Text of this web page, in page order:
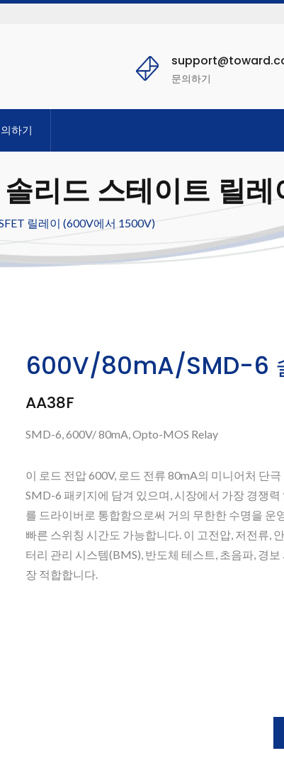
문의하기
하기
드 스테이트 릴레
릴레이 (600V에서 1500V)
600V/80mA/SMD-6
AA38F
SMD-6, 600V/ 80mA, Opto-MOS Relay
이 로드 전압 600V, 로드 전류 80mA의 미니어처 단
SMD-6 패키지에 담겨 있으며, 시장에서 가장 경쟁
를 드라이버로 통합함으로써 거의 무한한 수명을 운
빠른 스위칭 시간도 가능합니다. 이 고전압, 저전류,
터리 관리 시스템(BMS), 반도체 테스트, 초음파, 경
장 적합합니다.